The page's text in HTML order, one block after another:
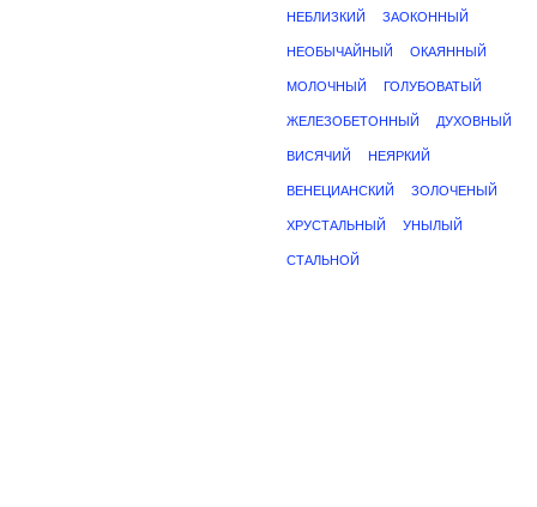
НЕБЛИЗКИЙ ЗАОКОННЫЙ
НЕОБЫЧАЙНЫЙ ОКАЯННЫЙ
МОЛОЧНЫЙ ГОЛУБОВАТЫЙ
ЖЕЛЕЗОБЕТОННЫЙ ДУХОВНЫЙ
ВИСЯЧИЙ НЕЯРКИЙ
ВЕНЕЦИАНСКИЙ ЗОЛОЧЕНЫЙ
ХРУСТАЛЬНЫЙ УНЫЛЫЙ
СТАЛЬНОЙ